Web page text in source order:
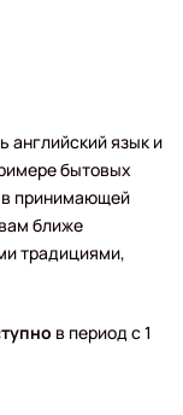
английский язык и
бытовых
в принимающей
ближе
традициями,
в период с 1